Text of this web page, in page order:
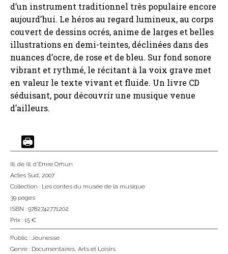
d’un instrument traditionnel très populaire encore
aujourd’hui. Le héros au regard lumineux, au corps
couvert de dessins ocrés, anime de larges et belles
illustrations en demi-teintes, déclinées dans des
nuances d’ocre, de rose et de bleu. Sur fond sonore
vibrant et rythmé, le récitant à la voix grave met
en valeur le texte vivant et fluide. Un livre CD
séduisant, pour découvrir une musique venue
d’ailleurs.
Ill. de ill. d'Emre Orhun
Actes Sud, 2007
Collection : Les contes du musée de la musique
39 pages
ISBN : 9782742771202
Prix : 15 €
Public : Jeunesse
Genre : Documentaires, Arts et Loisirs